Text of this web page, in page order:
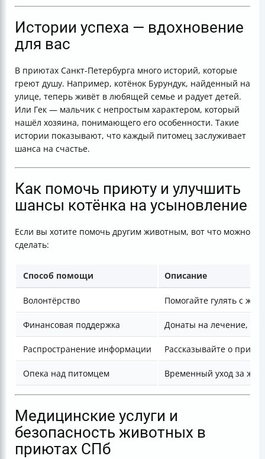
Истории успеха — вдохновение
для вас
В приютах Санкт-Петербурга много историй, которые
греют душу. Например, котёнок Бурундук, найденный на
улице, теперь живёт в любящей семье и радует детей.
Или Гек — мальчик с непростым характером, который
нашёл хозяина, понимающего его особенности. Такие
истории показывают, что каждый питомец заслуживает
шанса на счастье.
Как помочь приюту и улучшить
шансы котёнка на усыновление
Если вы хотите помочь другим животным, вот что можно
сделать:
Способ помощи Описание
Волонтёрство Помогайте гулять с
Финансовая поддержка Донаты на лечение,
Распространение информации Рассказывайте о
Опека над питомцем Временный уход за
Медицинские услуги и
безопасность животных в
приютах СПб